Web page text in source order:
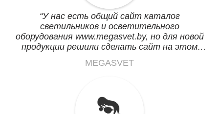
У нас есть общий сайт каталог
светильников и осветительного
оборудования www.megasvet.by, но для новой
продукции решили сделать сайт на этом
определенную группу товаров, возможности
MEGASVET